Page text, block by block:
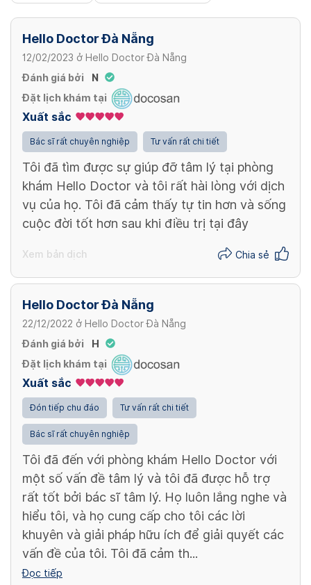
Hello Doctor Đà Nẵng
12/02/2023 ở Hello Doctor Đà Nẵng
Đánh giá bởi
N
Đặt lịch khám tại
Xuất sắc
Bác sĩ rất chuyên nghiệp Tư vấn rất chi tiết
Tôi đã tìm được sự giúp đỡ tâm lý tại phòng
khám Hello Doctor và tôi rất hài lòng với dịch
vụ của họ. Tôi đã cảm thấy tự tin hơn và sống
cuộc đời tốt hơn sau khi điều trị tại đây
Xem bản dịch Chia sẻ
Hello Doctor Đà Nẵng
22/12/2022 ở Hello Doctor Đà Nẵng
Đánh giá bởi
H
Đặt lịch khám tại
Xuất sắc
Đón tiếp chu đáo Tư vấn rất chi tiết
Bác sĩ rất chuyên nghiệp
Tôi đã đến với phòng khám Hello Doctor với
một số vấn đề tâm lý và tôi đã được hỗ trợ
rất tốt bởi bác sĩ tâm lý. Họ luôn lắng nghe và
hiểu tôi, và họ cung cấp cho tôi các lời
khuyên và giải pháp hữu ích để giải quyết các
vấn đề của tôi. Tôi đã cảm th...
Đọc tiếp